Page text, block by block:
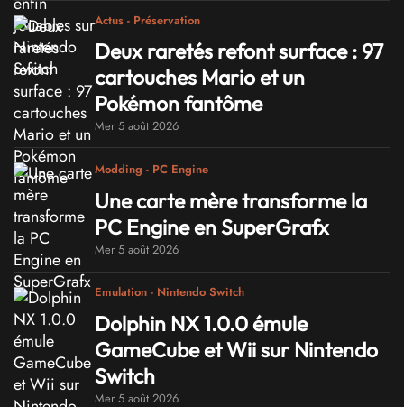
Actus - Préservation
Deux raretés refont surface : 97
cartouches Mario et un
Pokémon fantôme
Mer 5 août 2026
Modding - PC Engine
Une carte mère transforme la
PC Engine en SuperGrafx
Mer 5 août 2026
Emulation - Nintendo Switch
Dolphin NX 1.0.0 émule
GameCube et Wii sur Nintendo
Switch
Mer 5 août 2026